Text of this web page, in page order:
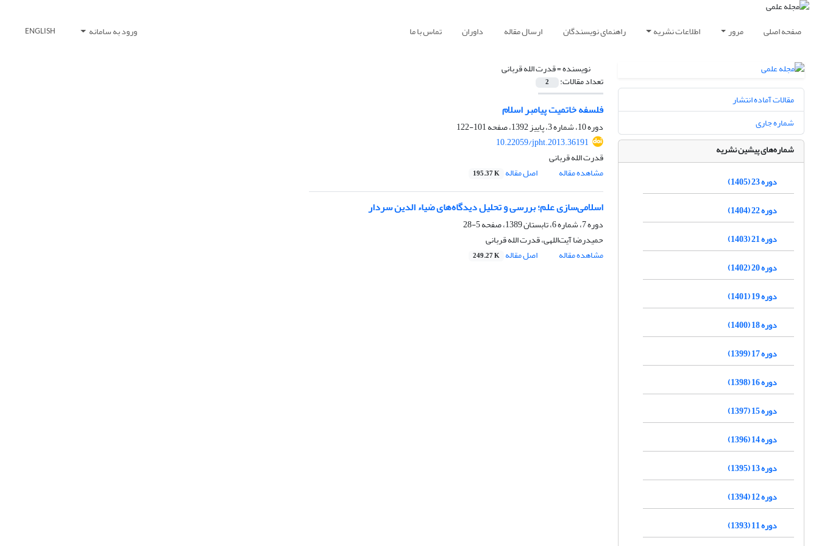
صفحه اصلی مرور اطلاعات نشریه راهنمای نویسندگان ارسال مقاله داوران تماس با ما ورود به سامانه ENGLISH
نویسنده =قدرت الله قربانی
تعداد مقالات: 2
فلسفه خاتمیت پیامبر اسلام
دوره 10، شماره 3، پاییز 1392، صفحه
101-122
10.22059/jpht.2013.36191
قدرت الله قربانی
مشاهده مقاله
اصل مقاله 195.37 K
اسلامی‌سازی علم؛ بررسی و تحلیل دیدگاه‌های ضیاء الدین سردار
دوره 7، شماره 6، تابستان 1389، صفحه
5-28
حمیدرضا آیت‌اللهی، قدرت الله قربانی
مشاهده مقاله
اصل مقاله 249.27 K
مقالات آماده انتشار
شماره جاری
شماره‌های پیشین نشریه
دوره 23 (1405)
دوره 22 (1404)
دوره 21 (1403)
دوره 20 (1402)
دوره 19 (1401)
دوره 18 (1400)
دوره 17 (1399)
دوره 16 (1398)
دوره 15 (1397)
دوره 14 (1396)
دوره 13 (1395)
دوره 12 (1394)
دوره 11 (1393)